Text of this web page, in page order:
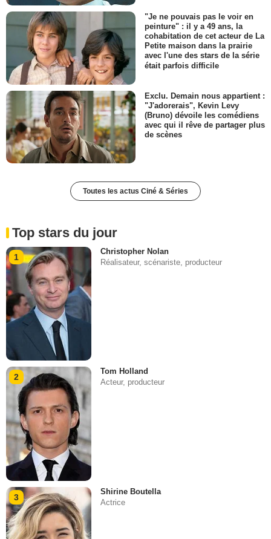
"Je ne pouvais pas le voir en
peinture" : il y a 49 ans, la
cohabitation de cet acteur de La
Petite maison dans la prairie
avec l'une des stars de la série
était parfois difficile
Exclu. Demain nous appartient :
"J'adorerais", Kevin Levy
(Bruno) dévoile les comédiens
avec qui il rêve de partager plus
de scènes
Toutes les actus Ciné & Séries
Top stars du jour
1
Christopher Nolan
Réalisateur, scénariste, producteur
2
Tom Holland
Acteur, producteur
3
Shirine Boutella
Actrice